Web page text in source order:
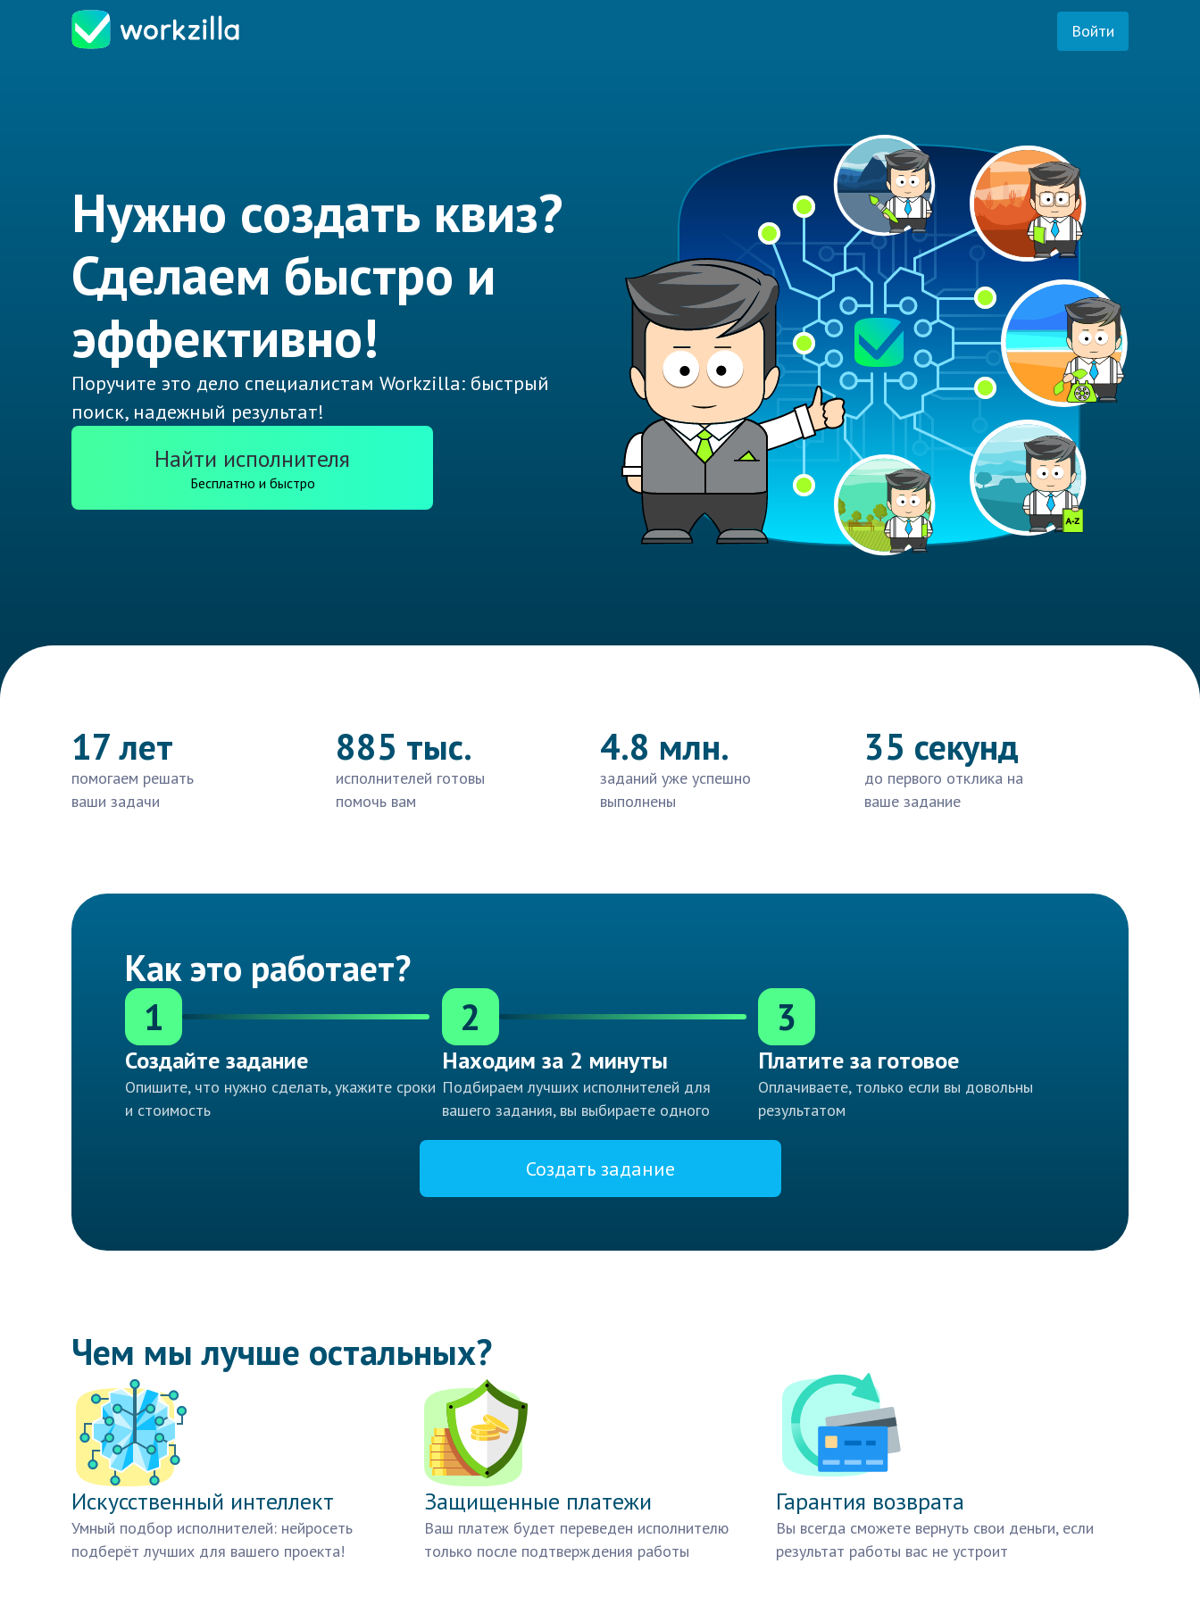
Войти
Нужно создать квиз?
Сделаем быстро и
эффективно!
Поручите это дело специалистам Workzilla: быстрый
поиск, надежный результат!
Найти исполнителя
Бесплатно и быстро
17 лет
помогаем решать
ваши задачи
885 тыс.
исполнителей готовы
помочь вам
4.8 млн.
заданий уже успешно
выполнены
35 секунд
до первого отклика на
ваше задание
Как это работает?
1
Создайте задание
Опишите, что нужно сделать, укажите сроки
и стоимость
2
Находим за 2 минуты
Подбираем лучших исполнителей для
вашего задания, вы выбираете одного
3
Платите за готовое
Оплачиваете, только если вы довольны
результатом
Создать задание
Чем мы лучше остальных?
Искусственный интеллект
Умный подбор исполнителей: нейросеть
подберёт лучших для вашего проекта!
Защищенные платежи
Ваш платеж будет переведен исполнителю
только после подтверждения работы
Гарантия возврата
Вы всегда сможете вернуть свои деньги, если
результат работы вас не устроит